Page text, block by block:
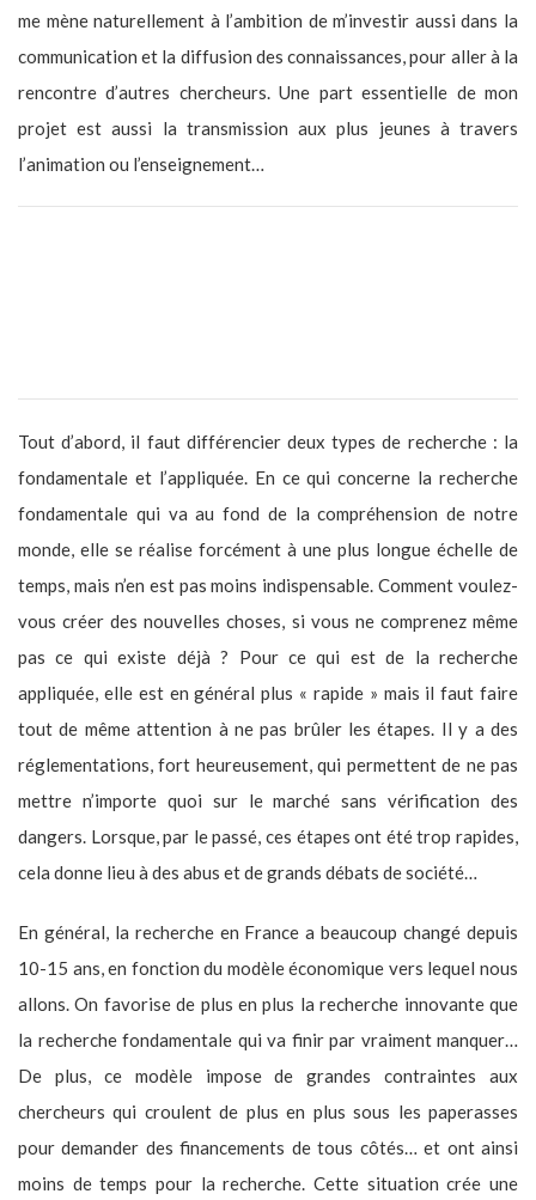
me mène naturellement à l’ambition de m’investir aussi dans la
communication et la diffusion des connaissances, pour aller à la
rencontre d’autres chercheurs. Une part essentielle de mon
projet est aussi la transmission aux plus jeunes à travers
l’animation ou l’enseignement…
Tout d’abord, il faut différencier deux types de recherche : la
fondamentale et l’appliquée. En ce qui concerne la recherche
fondamentale qui va au fond de la compréhension de notre
monde, elle se réalise forcément à une plus longue échelle de
temps, mais n’en est pas moins indispensable. Comment voulez-
vous créer des nouvelles choses, si vous ne comprenez même
pas ce qui existe déjà ? Pour ce qui est de la recherche
appliquée, elle est en général plus « rapide » mais il faut faire
tout de même attention à ne pas brûler les étapes. Il y a des
réglementations, fort heureusement, qui permettent de ne pas
mettre n’importe quoi sur le marché sans vérification des
dangers. Lorsque, par le passé, ces étapes ont été trop rapides,
cela donne lieu à des abus et de grands débats de société…
En général, la recherche en France a beaucoup changé depuis
10-15 ans, en fonction du modèle économique vers lequel nous
allons. On favorise de plus en plus la recherche innovante que
la recherche fondamentale qui va finir par vraiment manquer…
De plus, ce modèle impose de grandes contraintes aux
chercheurs qui croulent de plus en plus sous les paperasses
pour demander des financements de tous côtés… et ont ainsi
moins de temps pour la recherche. Cette situation crée une